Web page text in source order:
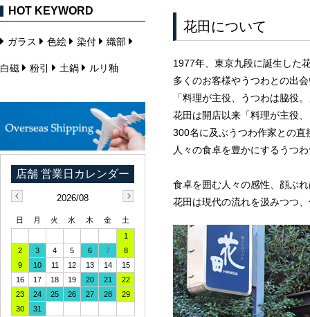
花田について
1977年、東京九段に誕生した
多くのお客様やうつわとの出
「料理が主役、うつわは脇役
花田は開店以来「料理が主役
300名に及ぶうつわ作家との直
人々の食卓を豊かにするうつ
食卓を囲む人々の感性、顔ぶ
花田は現代の流れを汲みつつ
HOT KEYWORD
ガラス 色絵 染付 織部
白磁 粉引 土鍋 ルリ釉
2026/08
日 月 火 水 木 金
土
1
2
3 4 5 6 7
8
9
10 11 12 13 14
15
16
17 18 19 20 21
22
23
24 25 26 27 28
29
30
31